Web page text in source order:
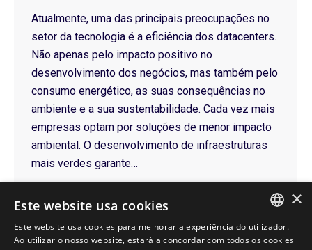
Atualmente, uma das principais preocupações no
setor da tecnologia é a eficiência dos datacenters.
Não apenas pelo impacto positivo no
desenvolvimento dos negócios, mas também pelo
consumo energético, as suas consequências no
ambiente e a sua sustentabilidade. Cada vez mais
empresas optam por soluções de menor impacto
ambiental. O desenvolvimento de infraestruturas
mais verdes garante…
← 1 … 5 6 7 8 9 … 15
PORTUGUESE
×
Este website usa cookies
Este website usa cookies para melhorar a experiência do utilizador.
Ao utilizar o nosso website, estará a concordar com todos os cookies